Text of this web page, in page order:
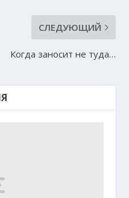
СЛЕДУЮЩИЙ
Когда заносит не туда…